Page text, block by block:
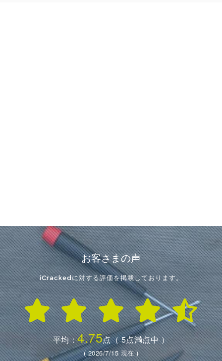
お客さまの声
iCrackedに対する評価を掲載しております。
平均：4.75点（ 5点満点中 ）
( 2026/7/15 現在 )